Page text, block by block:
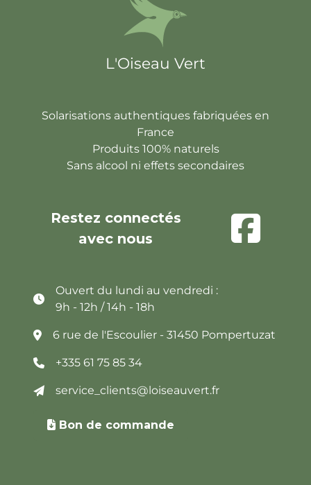
L'Oiseau Vert
Solarisations authentiques fabriquées en
France
Produits 100% naturels
Sans alcool ni effets secondaires
Restez connectés
avec nous
Ouvert du lundi au vendredi :
9h - 12h / 14h - 18h
6 rue de l'Escoulier - 31450 Pompertuzat
+335 61 75 85 34
service_clients@loiseauvert.fr
Bon de commande